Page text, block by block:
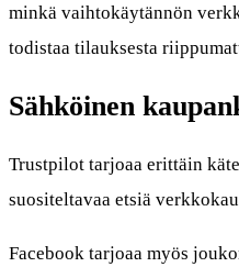
minkä vaihtokäytännön
todistaa tilauksesta
Sähköinen
Trustpilot tarjoaa erittäin
suositeltavaa etsiä
Facebook tarjoaa myös